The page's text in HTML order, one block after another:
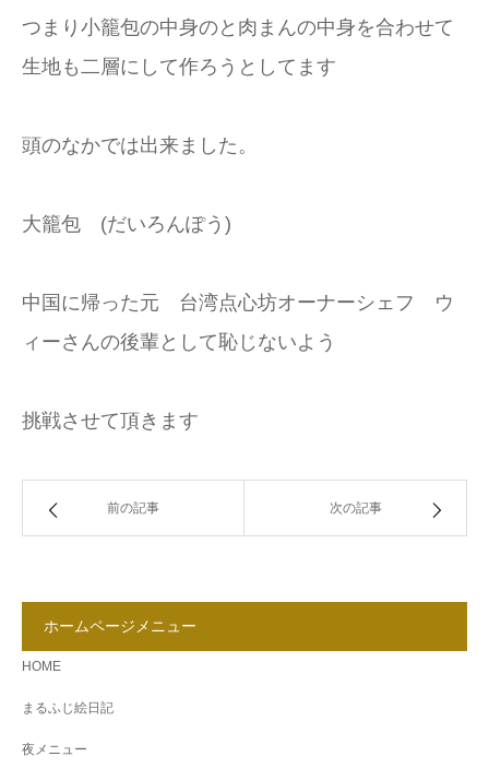
つまり小籠包の中身のと肉まんの中身を合わせて
生地も二層にして作ろうとしてます
頭のなかでは出来ました。
大籠包 (だいろんぽう)
中国に帰った元 台湾点心坊オーナーシェフ ウ
ィーさんの後輩として恥じないよう
挑戦させて頂きます
前の記事 次の記事
ホームページメニュー
HOME
まるふじ絵日記
夜メニュー